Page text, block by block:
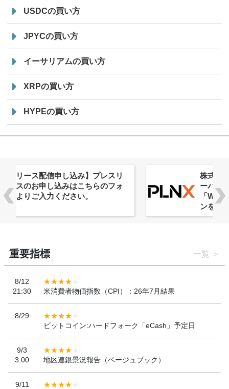
USDCの買い方
JPYCの買い方
イーサリアムの買い方
XRPの買い方
HYPEの買い方
株式会社PlnX、アジア最大級のグロ
ーバルWeb3カンファレンス
「WebX2026」とのコラボレーショ
重要指標 一覧
8/12
21:30
米消費者物価指数（CPI）：26年7月結果
8/29
ビットコイン:ハードフォーク「eCash」予定日
9/3
3:00
地区連銀景況報告（ベージュブック）
9/11